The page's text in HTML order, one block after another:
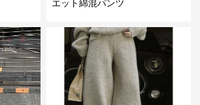
エット綿混パンツ